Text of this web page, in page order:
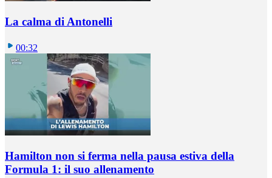
La calma di Antonelli
00:32
Hamilton non si ferma nella pausa estiva della
Formula 1: il suo allenamento